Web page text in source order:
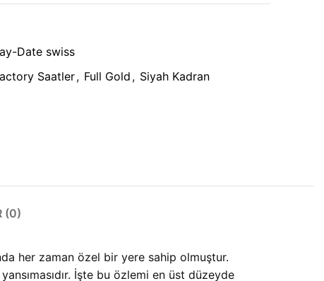
Date swiss
Saatler, Full Gold , Siyah Kadran
(0)
her zaman özel bir yere sahip olmuştur.
İşte bu özlemi en üst düzeyde